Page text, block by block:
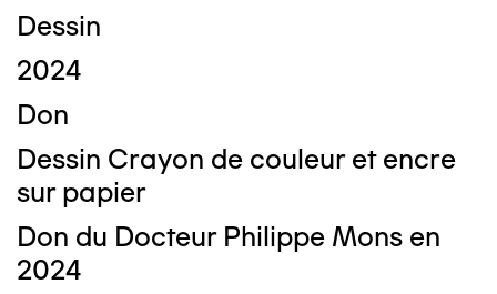
Dessin
2024
Don
Dessin Crayon de couleur et encre
sur papier
Don du Docteur Philippe Mons en
2024